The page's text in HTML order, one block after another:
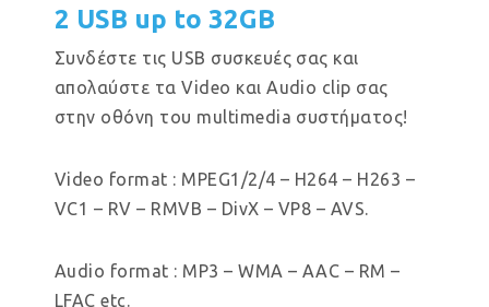
2 USB up to 32GB
Συνδέστε τις USB συσκευές σας και
απολαύστε τα Video και Audio clip σας
στην οθόνη του multimedia συστήματος!
Video format : MPEG1/2/4 – H264 – H263 –
VC1 – RV – RMVB – DivX – VP8 – AVS.
Audio format : MP3 – WMA – AAC – RM –
LFAC etc.